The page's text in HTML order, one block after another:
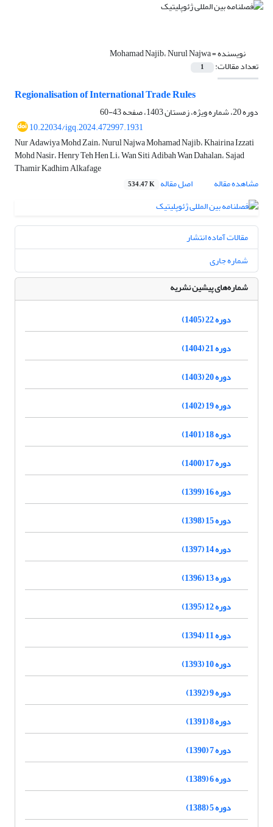
نویسنده =Mohamad Najib، Nurul Najwa
تعداد مقالات: 1
Regionalisation of International Trade Rules
دوره 20، شماره ویژه، زمستان 1403، صفحه
43-60
10.22034/igq.2024.472997.1931
Nur Adawiya Mohd Zain، Nurul Najwa Mohamad Najib، Khairina Izzati
Mohd Nasir، Henry Teh Hen Li، Wan Siti Adibah Wan Dahalan، Sajad
Thamir Kadhim Alkafage
مشاهده مقاله
اصل مقاله 534.47 K
مقالات آماده انتشار
شماره جاری
شماره‌های پیشین نشریه
دوره 22 (1405)
دوره 21 (1404)
دوره 20 (1403)
دوره 19 (1402)
دوره 18 (1401)
دوره 17 (1400)
دوره 16 (1399)
دوره 15 (1398)
دوره 14 (1397)
دوره 13 (1396)
دوره 12 (1395)
دوره 11 (1394)
دوره 10 (1393)
دوره 9 (1392)
دوره 8 (1391)
دوره 7 (1390)
دوره 6 (1389)
دوره 5 (1388)